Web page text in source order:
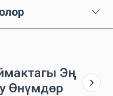
Эң
Өнүмдөр